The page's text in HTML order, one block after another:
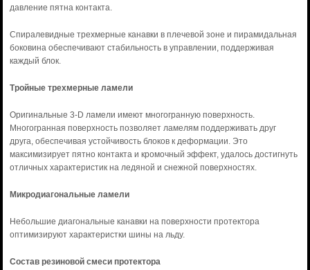
давление пятна контакта.
Спиралевидные трехмерные канавки в плечевой зоне и пирамидальная
боковина обеспечивают стабильность в управлении, поддерживая
каждый блок.
Тройные трехмерные ламели
Оригинальные 3-D ламели имеют многогранную поверхность.
Многогранная поверхность позволяет ламелям поддерживать друг
друга, обеспечивая устойчивость блоков к деформации. Это
максимизирует пятно контакта и кромочный эффект, удалось достигнуть
отличных характеристик на ледяной и снежной поверхностях.
Микродиагональные ламели
Небольшие диагональные канавки на поверхности протектора
оптимизируют характеристки шины на льду.
Состав резиновой смеси протектора